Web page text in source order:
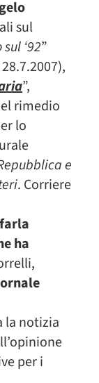
sul
‘92”
”,
rimedio
lo
e
. Corriere
ha
la notizia
per i